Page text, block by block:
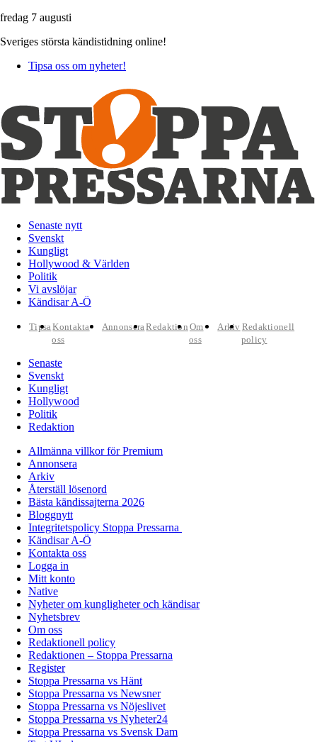
fredag 7 augusti
Sveriges största kändistidning online!
Tipsa oss om nyheter!
Senaste nytt
Svenskt
Kungligt
Hollywood & Världen
Politik
Vi avslöjar
Kändisar A-Ö
TipsaKontakta
oss
AnnonseraRedaktion Om
oss
Arkiv Redaktionell
policy
Senaste
Svenskt
Kungligt
Hollywood
Politik
Redaktion
Allmänna villkor för Premium
Annonsera
Arkiv
Återställ lösenord
Bästa kändissajterna 2026
Bloggnytt
Integritetspolicy Stoppa Pressarna
Kändisar A-Ö
Kontakta oss
Logga in
Mitt konto
Native
Nyheter om kungligheter och kändisar
Nyhetsbrev
Om oss
Redaktionell policy
Redaktionen – Stoppa Pressarna
Register
Stoppa Pressarna vs Hänt
Stoppa Pressarna vs Newsner
Stoppa Pressarna vs Nöjeslivet
Stoppa Pressarna vs Nyheter24
Stoppa Pressarna vs Svensk Dam